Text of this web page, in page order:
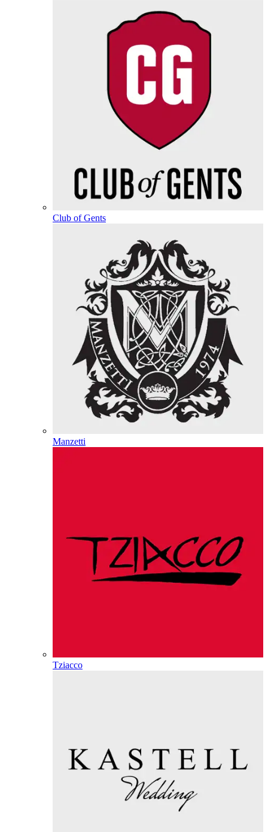
Club of Gents
Manzetti
Tziacco